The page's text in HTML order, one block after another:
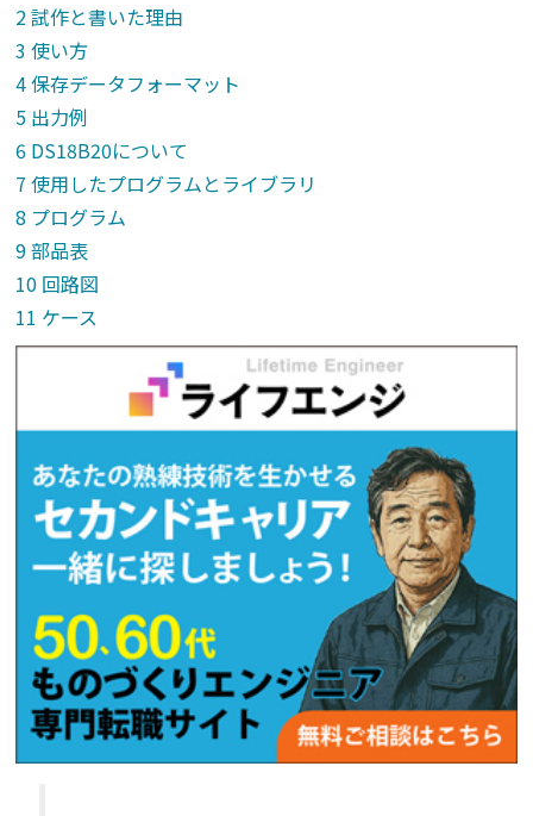
試作と書いた理由
使い方
保存データフォーマット
出力例
DS18B20について
使用したプログラムとライブラリ
プログラム
部品表
回路図
ケース